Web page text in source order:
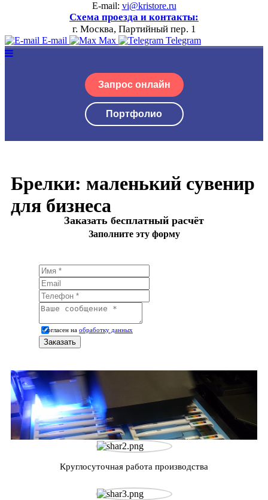
E-mail: vi@kristore.ru
Схема проезда и контакты:
г. Москва, Партийный пер. 1
E-mail Max Telegram
Запрос онлайн
Портфолио
Брелки: маленький сувенир
для бизнеса
Заказать бесплатный расчёт
Заполните эту форму
Согласен на обработку данных
Круглосуточная работа производства